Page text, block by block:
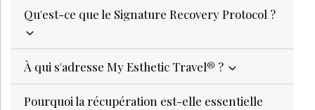
Qu'est-ce que le Signature Recovery Protocol ?
À qui s'adresse My Esthetic Travel® ?
Pourquoi la récupération est-elle essentielle